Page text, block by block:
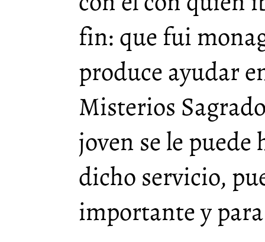
fin: que fui
produce ayudar
Misterios
joven se le
dicho servicio,
importante y